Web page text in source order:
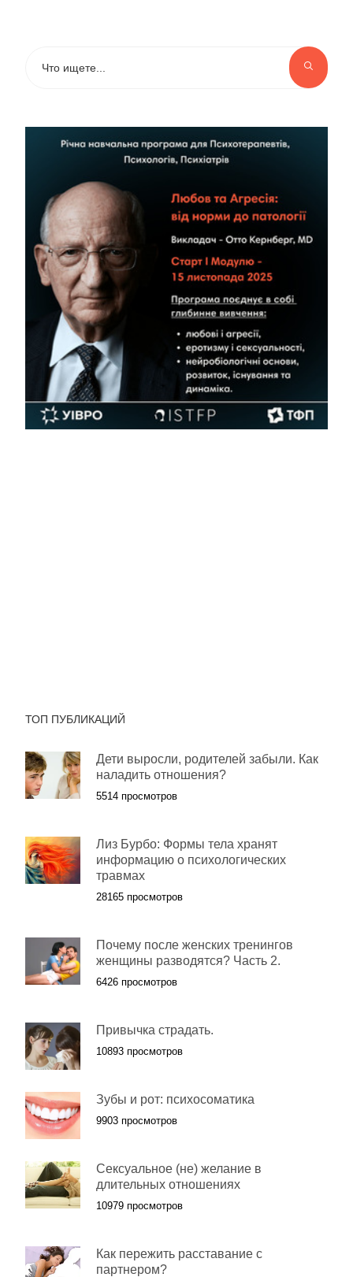
ТОП ПУБЛИКАЦИЙ
Дети выросли, родителей забыли. Как
наладить отношения?
5514 просмотров
Лиз Бурбо: Формы тела хранят
информацию о психологических
травмах
28165 просмотров
Почему после женских тренингов
женщины разводятся? Часть 2.
6426 просмотров
Привычка страдать.
10893 просмотров
Зубы и рот: психосоматика
9903 просмотров
Сексуальное (не) желание в
длительных отношениях
10979 просмотров
Как пережить расставание с
партнером?